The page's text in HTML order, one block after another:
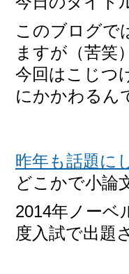
このブログで
ますが（苦笑
今回はこじつ
にかかわるん
昨年も話題に
どこかで小論
2014年ノーベ
度入試で出題